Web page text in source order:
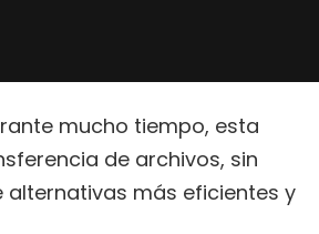
mucho tiempo, esta
de archivos, sin
más eficientes y